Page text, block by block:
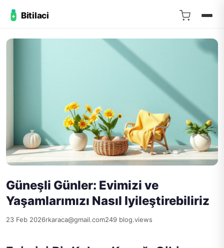
Bitilaci
Güneşli Günler: Evimizi ve
Yaşamlarımızı Nasıl Iyileştirebiliriz
23 Feb 2026rkaraca@gmail.com249 blog.views